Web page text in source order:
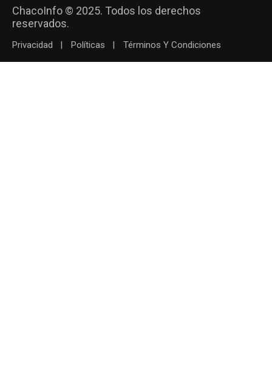
ChacoInfo © 2025. Todos los derechos
reservados.
Privacidad Políticas Términos Y Condiciones